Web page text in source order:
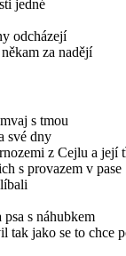
jedné
odcházejí
za nadějí
s tmou
své dny
z Cejlu a její
s provazem v pase
s náhubkem
tak jako se to chce